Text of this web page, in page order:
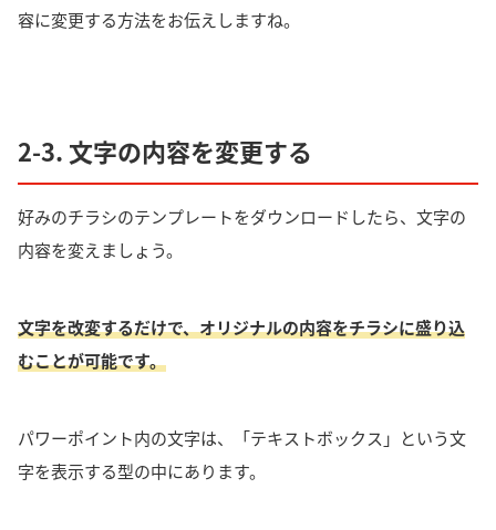
容に変更する方法をお伝えしますね。
2-3. 文字の内容を変更する
好みのチラシのテンプレートをダウンロードしたら、 文字の
内容を変えましょう。
文字を改変するだけで、オリジナルの内容をチラシに盛り込
むことが可能です。
パワーポイント内の文字は、「テキストボックス」という文
字を表示する型の中にあります。